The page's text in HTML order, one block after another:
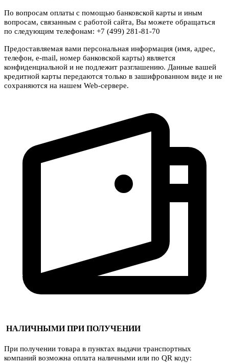
По вопросам оплаты с помощью банковской карты и иным
вопросам, связанным с работой сайта, Вы можете обращаться
по следующим телефонам: +7 (499) 281-81-70
Предоставляемая вами персональная информация (имя, адрес,
телефон, e-mail, номер банковской карты) является
конфиденциальной и не подлежит разглашению. Данные вашей
кредитной карты передаются только в зашифрованном виде и не
сохраняются на нашем Web-сервере.
НАЛИЧНЫМИ ПРИ ПОЛУЧЕНИИ
При получении товара в пунктах выдачи транспортных
компаний возможна оплата наличными или по QR коду: